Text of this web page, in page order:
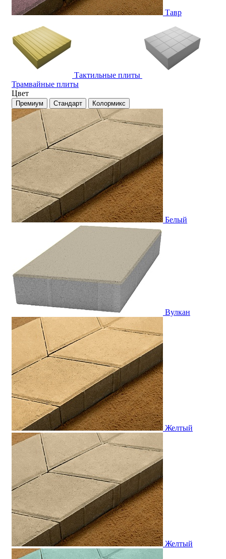
Тавр
Тактильные плиты
Трамвайные плиты
Цвет
Премиум Стандарт Колормикс
Белый
Вулкан
Желтый
Желтый